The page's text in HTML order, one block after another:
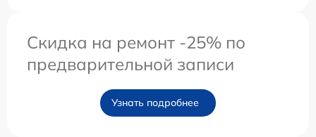
Скидка на ремонт -25% по
предварительной записи
Узнать подробнее